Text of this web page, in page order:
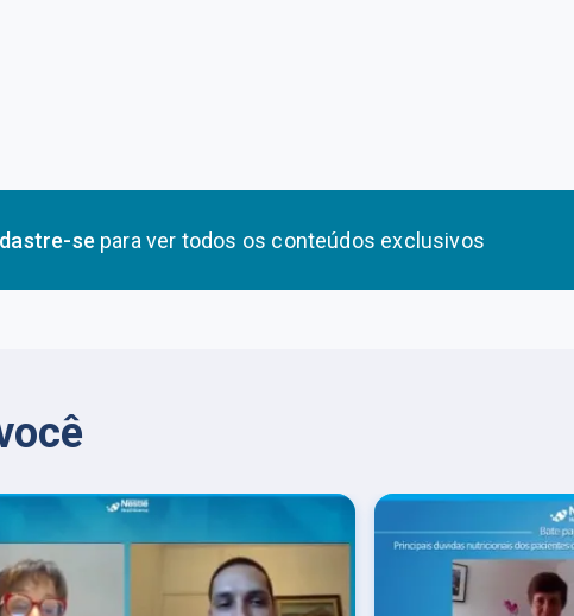
se para ver todos os conteúdos exclusivos